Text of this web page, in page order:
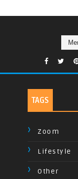
TAGS
Zoom
Lifestyle
Other